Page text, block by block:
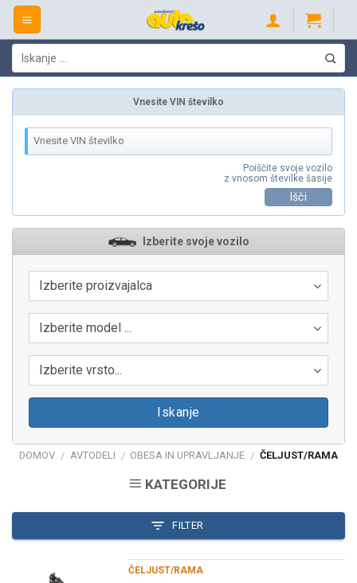
Skip
content
Išči:
Vnesite VIN številko
Poiščite svoje vozilo
z vnosom številke šasije
Išči
Izberite svoje vozilo
Izberite proizvajalca
Izberite model ...
Izberite vrsto...
Iskanje
DOMOV / AVTODELI / OBESA IN UPRAVLJANJE / ČELJUST/RAMA
KATEGORIJE
FILTER
ČELJUST/RAMA